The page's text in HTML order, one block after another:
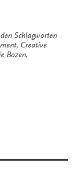
Schlagworten
, Creative
Bozen,